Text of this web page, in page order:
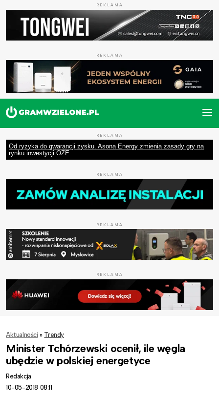
REKLAMA
REKLAMA
REKLAMA
Od ryzyka do gwarancji zysku. Asona Energy zmienia zasady gry na
rynku inwestycji OZE
REKLAMA
REKLAMA
REKLAMA
Aktualności » Trendy
Minister Tchórzewski ocenił, ile węgla
ubędzie w polskiej energetyce
Redakcja
10-05-2018 08:11